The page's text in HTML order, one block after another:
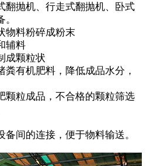
翻抛机、行走式翻抛机、卧式
物料粉碎成粉末
辅料
成颗粒状
有机肥料，降低成品水分，
颗粒成品，不合格的颗粒筛选
间的连接，便于物料输送。